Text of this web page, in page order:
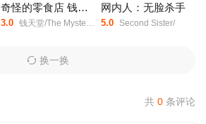
奇怪的零食店 钱天堂
3.0 钱天堂/The Mysterious Candy Store/Strange Snack Shop Jeoncheondang/
网内人：无脸杀手
5.0 Second Sister/
换一换
共 0 条评论